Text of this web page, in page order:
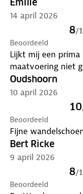
14 april 2026
8/
Beoordeeld
Lijkt mij een
maatvoering niet
Oudshoorn
10 april 2026
10
Beoordeeld
Fijne
Bert Ricke
9 april 2026
8/
Beoordeeld